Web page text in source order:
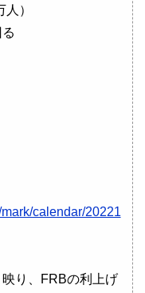
）
calendar/20221
り、FRBの利上げ